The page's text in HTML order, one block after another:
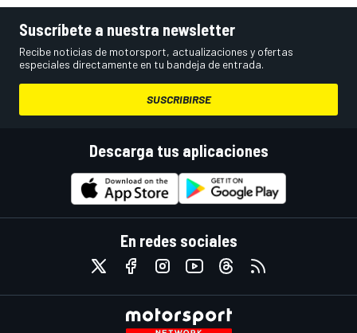
Suscríbete a nuestra newsletter
Recibe noticias de motorsport, actualizaciones y ofertas
especiales directamente en tu bandeja de entrada.
SUSCRIBIRSE
Descarga tus aplicaciones
En redes sociales